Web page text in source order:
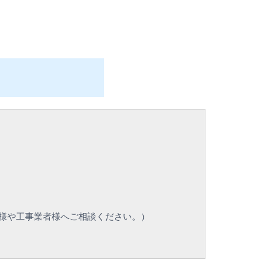
工事業者様へご相談ください。）